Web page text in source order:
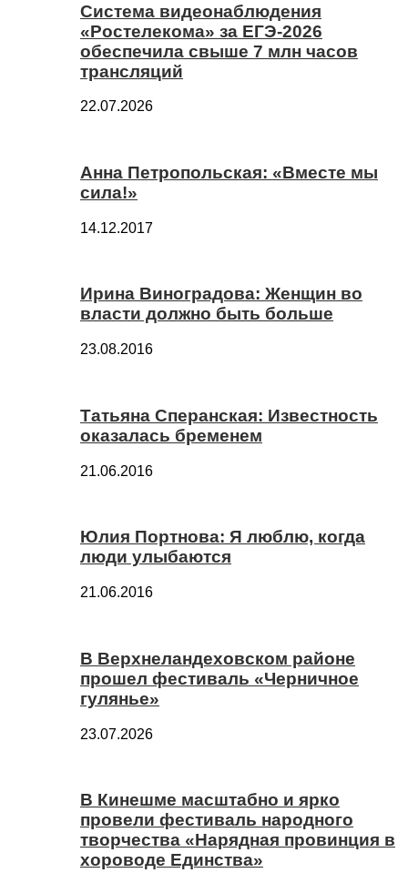
Система видеонаблюдения
«Ростелекома» за ЕГЭ-2026
обеспечила свыше 7 млн часов
трансляций
22.07.2026
Анна Петропольская: «Вместе мы
сила!»
14.12.2017
Ирина Виноградова: Женщин во
власти должно быть больше
23.08.2016
Татьяна Сперанская: Известность
оказалась бременем
21.06.2016
Юлия Портнова: Я люблю, когда
люди улыбаются
21.06.2016
В Верхнеландеховском районе
прошел фестиваль «Черничное
гулянье»
23.07.2026
В Кинешме масштабно и ярко
провели фестиваль народного
творчества «Нарядная провинция в
хороводе Единства»